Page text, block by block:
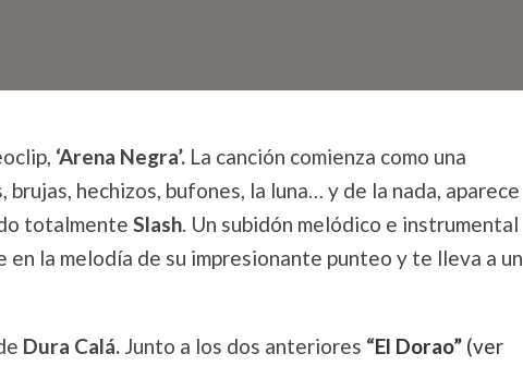
‘Arena Negra’. La canción comienza como una
hechizos, bufones, la luna… y de la nada, aparece
totalmente Slash. Un subidón melódico e instrumental
en la melodía de su impresionante punteo y te lleva a un
Dura Calá. Junto a los dos anteriores “El Dorao” (ver